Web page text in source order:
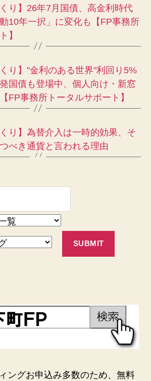
り】26年7月国債、高金利時代
10年一択」に変化も【FP事務所
】
り】"金利のある世界"利回り5%
国債も登場中、個人向け・新窓
FP事務所トータルサポート】
り】為替介入は一時的効果、そ
べき通貨と言われる理由
ングお申込み多数のため、無料